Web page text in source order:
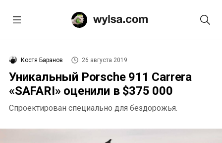
Костя Баранов 26 августа 2019
Уникальный Porsche 911 Carrera
«SAFARI» оценили в $375 000
Спроектирован специально для бездорожья.